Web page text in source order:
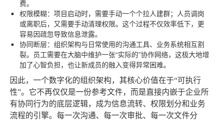
费。
权限模糊：项目启动时，需要手动一个个拉人建群；人员调岗
或离职后，又需要手动清理权限。这个过程不仅效率低下，更
容易因疏忽导致信息泄露。
协同断层：组织架构与日常使用的沟通工具、业务系统相互割
裂。员工需要在大脑中维护一张“实际的”协作网络，这极大地增
加了心智负担，也让新成员的融入变得异常困难。
因此，一个数字化的组织架构，其核心价值在于“可执行
性”。它不再仅仅是一份参考文件，而是直接内嵌于企业所
有协同行为的底层逻辑，成为信息流转、权限划分和业务
流程的引擎。每一次沟通、每一次审批、每一次文件分